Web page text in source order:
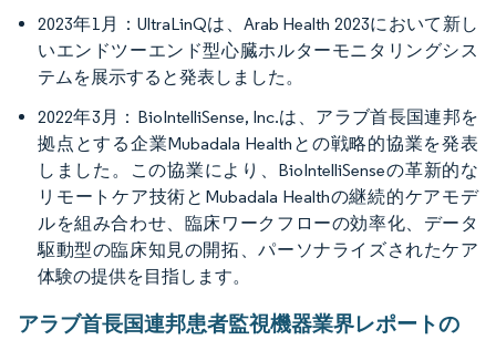
2023年1月：UltraLinQは、Arab Health 2023において新し
いエンドツーエンド型心臓ホルターモニタリングシス
テムを展示すると発表しました。
2022年3月：BioIntelliSense, Inc.は、アラブ首長国連邦を
拠点とする企業Mubadala Healthとの戦略的協業を発表
しました。この協業により、BioIntelliSenseの革新的な
リモートケア技術とMubadala Healthの継続的ケアモデ
ルを組み合わせ、臨床ワークフローの効率化、データ
駆動型の臨床知見の開拓、パーソナライズされたケア
体験の提供を目指します。
アラブ首長国連邦患者監視機器業界レポートの